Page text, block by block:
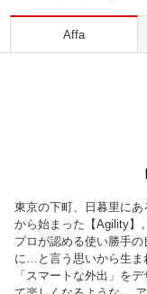
Affa
東京の下町、日暮里に
から始まった【Agility】。
プロが認める使い勝手
に…と言う思いから生ま
「スマートな外出」を